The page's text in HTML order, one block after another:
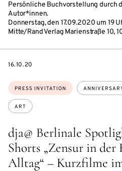
Persönliche Buchvorstellung durch
Autor*innen.
Donnerstag, den 17.09.2020 um 19
Mitte/Rand Verlag Marienstraße 10,
dja@ Berlinale
Shorts „Zensur in
Alltag“ – Kurzfilme
Topics:
PRESS INVITATION
ART
DATE
16.10.20